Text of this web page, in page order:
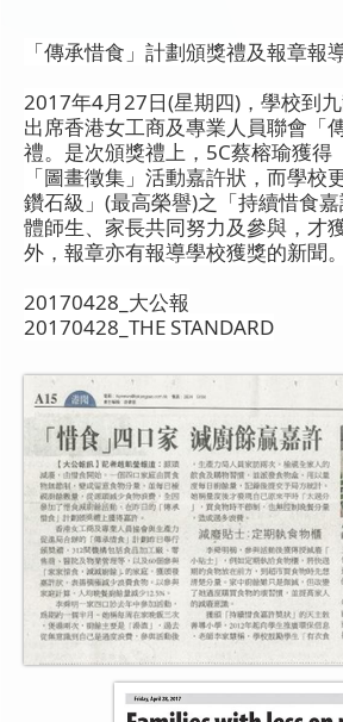
「傳承惜食」計劃頒獎禮及報章報
2017年4月27日(星期四)，學校到
出席香港女工商及專業人員聯會「
禮。是次頒獎禮上，5C蔡榕瑜獲得
「圖畫徵集」活動嘉許狀，而學校
鑽石級」(最高榮譽)之「持續惜食
體師生、家長共同努力及參與，才
外，報章亦有報導學校獲獎的新聞。
20170428_大公報
20170428_THE STANDARD